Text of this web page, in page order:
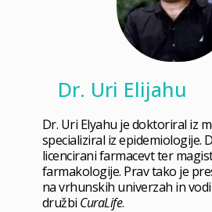
Dr. Uri Elijahu
Dr. Uri Elyahu je doktoriral iz
specializiral iz epidemiologije.
licencirani farmacevt ter
farmakologije. Prav tako je
na vrhunskih univerzah in
družbi CuraLife.